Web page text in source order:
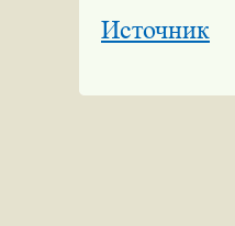
Источник